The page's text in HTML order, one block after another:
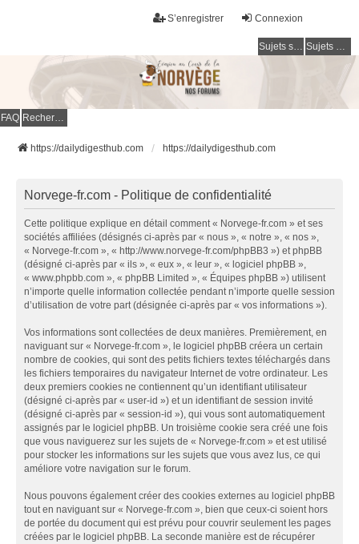
Connexion
S’enregistrer
Sujets sans réponse Sujets actifs
FAQ Rechercher
https://dailydigesthub.com https://dailydigesthub.com
Norvege-fr.com - Politique de confidentialité
Cette politique explique en détail comment « Norvege-fr.com » et ses
sociétés affiliées (désignés ci-après par « nous », « notre », « nos »,
« Norvege-fr.com », « http://www.norvege-fr.com/phpBB3 ») et phpBB
(désigné ci-après par « ils », « eux », « leur », « logiciel phpBB »,
« www.phpbb.com », « phpBB Limited », « Équipes phpBB ») utilisent
n’importe quelle information collectée pendant n’importe quelle session
d’utilisation de votre part (désignée ci-après par « vos informations »).
Vos informations sont collectées de deux manières. Premièrement, en
naviguant sur « Norvege-fr.com », le logiciel phpBB créera un certain
nombre de cookies, qui sont des petits fichiers textes téléchargés dans
les fichiers temporaires du navigateur Internet de votre ordinateur. Les
deux premiers cookies ne contiennent qu’un identifiant utilisateur
(désigné ci-après par « user-id ») et un identifiant de session invité
(désigné ci-après par « session-id »), qui vous sont automatiquement
assignés par le logiciel phpBB. Un troisième cookie sera créé une fois
que vous naviguerez sur les sujets de « Norvege-fr.com » et est utilisé
pour stocker les informations sur les sujets que vous avez lus, ce qui
améliore votre navigation sur le forum.
Nous pouvons également créer des cookies externes au logiciel phpBB
tout en naviguant sur « Norvege-fr.com », bien que ceux-ci soient hors
de portée du document qui est prévu pour couvrir seulement les pages
créées par le logiciel phpBB. La seconde manière est de récupérer